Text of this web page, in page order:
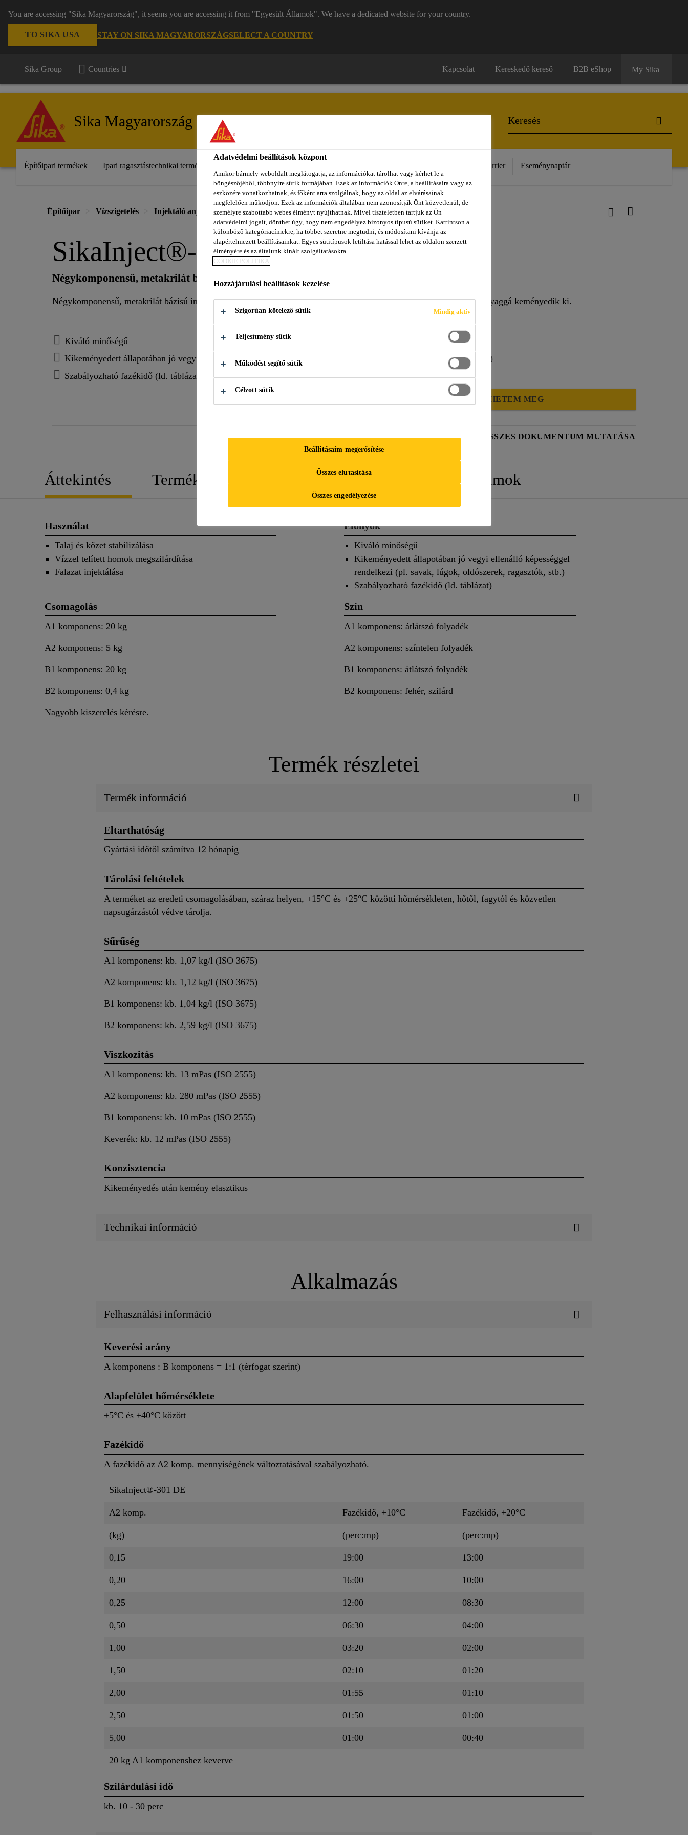
You are accessing "Sika Magyarország", it seems you are accessing it from "Egyesült Államok". We have a dedicated website for your country.
TO SIKA USA STAY ON SIKA MAGYARORSZÁGSELECT A COUNTRY
Sika Group Countries Kapcsolat Kereskedő kereső B2B eShop My Sika
Sika Magyarország
Építőipari termékek Ipari ragasztástechnikai termékek Karrier Eseménynaptár
Építőipar Vízszigetelés Injektáló anyagok vízszigeteléshez Akrilát gélek SikaInject®-301 DE
SikaInject®-301 DE
Négykomponensű, metakrilát bázisú injektáló gyanta magas nyomószilárdsággal
Négykomponensű, metakrilát bázisú injektáló gyanta rendkívül alacsony viszkozitással. Magas nyomószilárd-ságú anyaggá keményedik ki.
Kiváló minőségű
Kikeményedett állapotában jó vegyi ellenálló képességgel rendelkezi (pl. savak, lúgok, oldószerek, ragasztók, stb.)
Szabályozható fazékidő (ld. táblázat)
HOL VEHETEM MEG
TERMÉK ADATLAP BIZTONSÁGI ADATLAP ÖSSZES DOKUMENTUM MUTATÁSA
Áttekintés Termék részletei Alkalmazás Dokumentumok
Használat
Talaj és kőzet stabilizálása
Vízzel telített homok megszilárdítása
Falazat injektálása
Előnyök
Kiváló minőségű
Kikeményedett állapotában jó vegyi ellenálló képességgel
rendelkezi (pl. savak, lúgok, oldószerek, ragasztók, stb.)
Szabályozható fazékidő (ld. táblázat)
Csomagolás
A1 komponens: 20 kg
A2 komponens: 5 kg
B1 komponens: 20 kg
B2 komponens: 0,4 kg
Nagyobb kiszerelés kérésre.
Szín
A1 komponens: átlátszó folyadék
A2 komponens: színtelen folyadék
B1 komponens: átlátszó folyadék
B2 komponens: fehér, szilárd
Termék részletei
Termék információ
Eltarthatóság
Gyártási időtől számítva 12 hónapig
Tárolási feltételek
A terméket az eredeti csomagolásában, száraz helyen, +15°C és +25°C közötti hőmérsékleten, hőtől, fagytól és közvetlen
napsugárzástól védve tárolja.
Sűrűség
A1 komponens: kb. 1,07 kg/l (ISO 3675)
A2 komponens: kb. 1,12 kg/l (ISO 3675)
B1 komponens: kb. 1,04 kg/l (ISO 3675)
B2 komponens: kb. 2,59 kg/l (ISO 3675)
Viszkozitás
A1 komponens: kb. 13 mPas (ISO 2555)
A2 komponens: kb. 280 mPas (ISO 2555)
B1 komponens: kb. 10 mPas (ISO 2555)
Keverék: kb. 12 mPas (ISO 2555)
Konzisztencia
Kikeményedés után kemény elasztikus
Technikai információ
Alkalmazás
Felhasználási információ
Keverési arány
A komponens : B komponens = 1:1 (térfogat szerint)
Alapfelület hőmérséklete
+5°C és +40°C között
Fazékidő
A fazékidő az A2 komp. mennyiségének változtatásával szabályozható.
SikaInject®-301 DE
A2 komp. Fazékidő, +10°C Fazékidő, +20°C
(kg) (perc:mp) (perc:mp)
0,15 19:00 13:00
0,20 16:00 10:00
0,25 12:00 08:30
0,50 06:30 04:00
1,00 03:20 02:00
1,50 02:10 01:20
2,00 01:55 01:10
2,50 01:50 01:00
5,00 01:00 00:40
20 kg A1 komponenshez keverve
Szilárdulási idő
kb. 10 - 30 perc
Adatvédelmi beállítások központ
Amikor bármely weboldalt meglátogatja, az információkat tárolhat vagy kérhet le a
böngészőjéből, többnyire sütik formájában. Ezek az információk Önre, a beállításaira vagy az
eszközére vonatkozhatnak, és főként arra szolgálnak, hogy az oldal az elvárásainak
megfelelően működjön. Ezek az információk általában nem azonosítják Önt közvetlenül, de
személyre szabottabb webes élményt nyújthatnak. Mivel tiszteletben tartjuk az Ön
adatvédelmi jogait, dönthet úgy, hogy nem engedélyez bizonyos típusú sütiket. Kattintson a
különböző kategóriacímekre, ha többet szeretne megtudni, és módosítani kívánja az
alapértelmezett beállításainkat. Egyes sütitípusok letiltása hatással lehet az oldalon szerzett
élményére és az általunk kínált szolgáltatásokra.
COOKIE POLITIKA
Hozzájárulási beállítások kezelése
Szigorúan kötelező sütik Mindig aktív
Teljesítmény sütik
Működést segítő sütik
Célzott sütik
Beállításaim megerősítése
Összes elutasítása
Összes engedélyezése